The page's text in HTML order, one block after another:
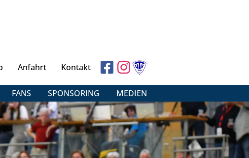
Kontakt
Anfahrt
FANS SPONSORING MEDIEN